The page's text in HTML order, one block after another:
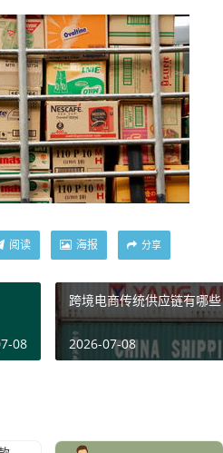
阅读 海报 分享
08
跨境电商传统供应链有哪些
2026-07-08